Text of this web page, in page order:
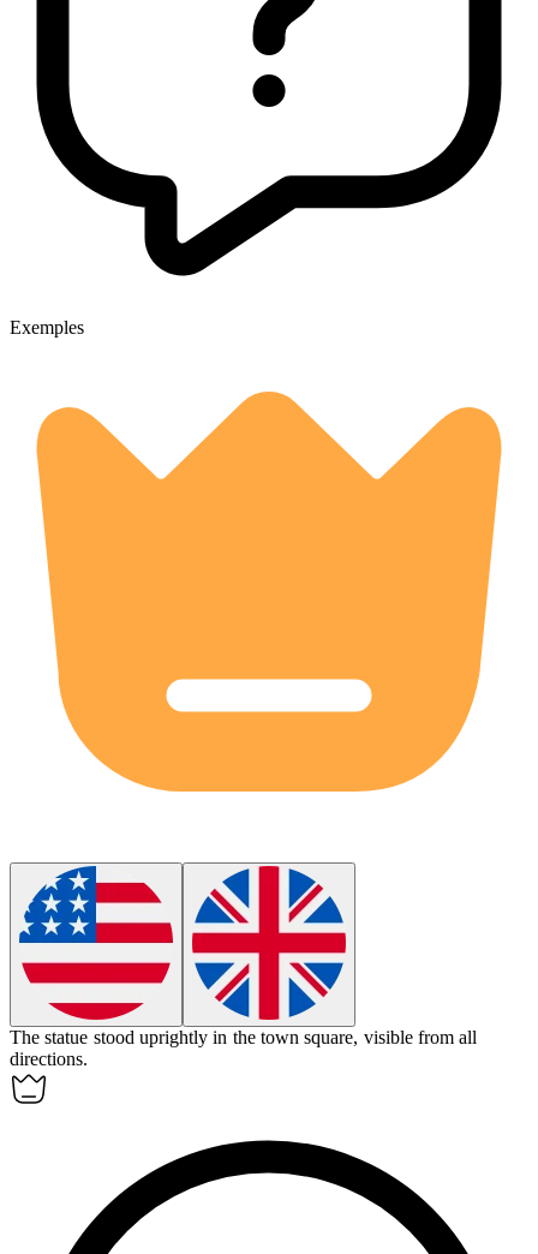
Exemples
The statue stood uprightly in the town square, visible from all
directions.